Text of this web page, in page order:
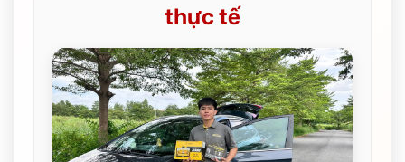
thực tế